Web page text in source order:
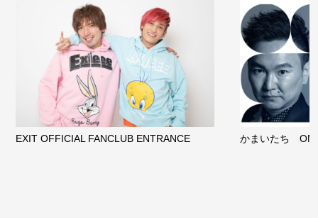
EXIT OFFICIAL FANCLUB ENTRANCE かまいたち